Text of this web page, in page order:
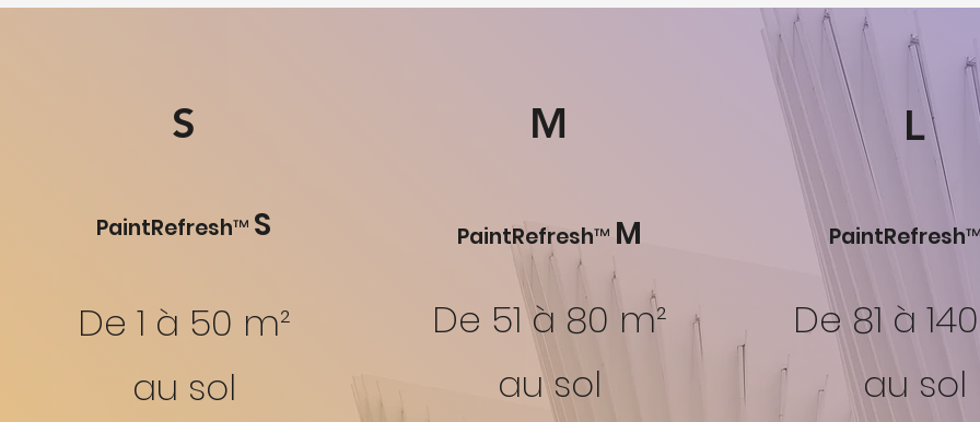
S
PaintRefresh™ S
De 1 à 50 m²
au sol
M
PaintRefresh™ M
De 51 à 80 m²
au sol
L
PaintRefresh™
De 81 à
au sol